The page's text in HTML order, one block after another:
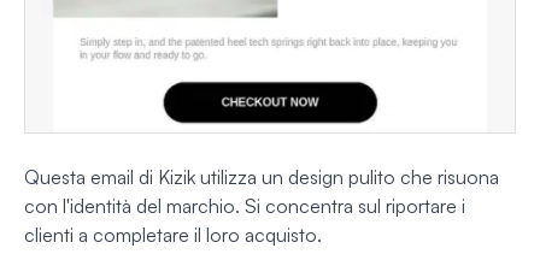
Questa email di Kizik utilizza un design pulito che risuona
con l'identità del marchio. Si concentra sul riportare i
clienti a completare il loro acquisto.